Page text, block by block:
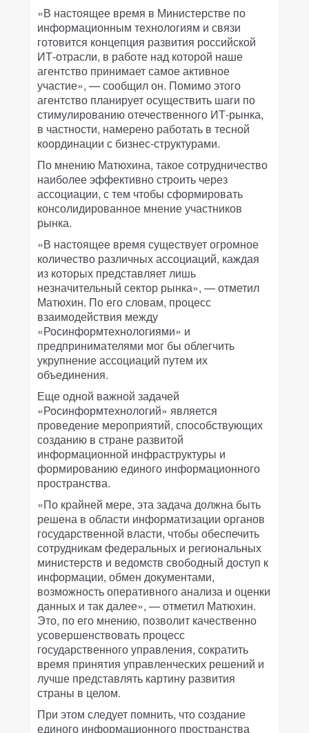
«В настоящее время в Министерстве по
информационным технологиям и связи
готовится концепция развития российской
ИТ-отрасли, в работе над которой наше
агентство принимает самое активное
участие», — сообщил он. Помимо этого
агентство планирует осуществить шаги по
стимулированию отечественного ИТ-рынка,
в частности, намерено работать в тесной
координации с бизнес-структурами.
По мнению Матюхина, такое сотрудничество
наиболее эффективно строить через
ассоциации, с тем чтобы сформировать
консолидированное мнение участников
рынка.
«В настоящее время существует огромное
количество различных ассоциаций, каждая
из которых представляет лишь
незначительный сектор рынка», — отметил
Матюхин. По его словам, процесс
взаимодействия между
«Росинформтехнологиями» и
предпринимателями мог бы облегчить
укрупнение ассоциаций путем их
объединения.
Еще одной важной задачей
«Росинформтехнологий» является
проведение мероприятий, способствующих
созданию в стране развитой
информационной инфраструктуры и
формированию единого информационного
пространства.
«По крайней мере, эта задача должна быть
решена в области информатизации органов
государственной власти, чтобы обеспечить
сотрудникам федеральных и региональных
министерств и ведомств свободный доступ к
информации, обмен документами,
возможность оперативного анализа и оценки
данных и так далее», — отметил Матюхин.
Это, по его мнению, позволит качественно
усовершенствовать процесс
государственного управления, сократить
время принятия управленческих решений и
лучше представлять картину развития
страны в целом.
При этом следует помнить, что создание
единого информационного пространства